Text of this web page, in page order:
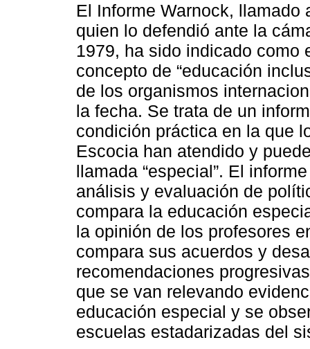
El Informe Warnock,
quien lo defendió ante la
1979, ha sido indicado como
concepto de “educación
de los organismos
la fecha. Se trata de un
condición práctica en la que
Escocia han atendido y
llamada “especial”. El
análisis y evaluación de
compara la educación
la opinión de los profesores
compara sus acuerdos y
recomendaciones
que se van relevando
educación especial y se
escuelas estadarizadas del